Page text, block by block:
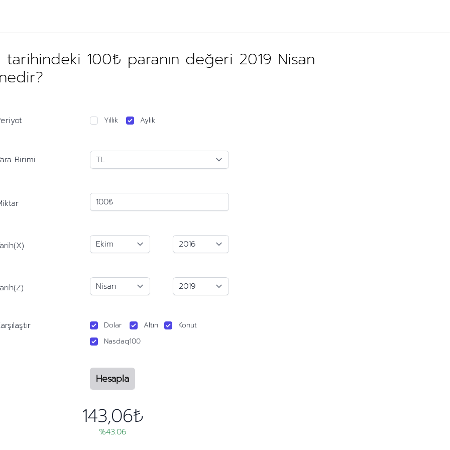
tarihindeki 100₺ paranın değeri 2019 Nisan
Yıllık Aylık
Birimi
Dolar Altın
Konut
Nasdaq100
Hesapla
143,06₺
%43.06